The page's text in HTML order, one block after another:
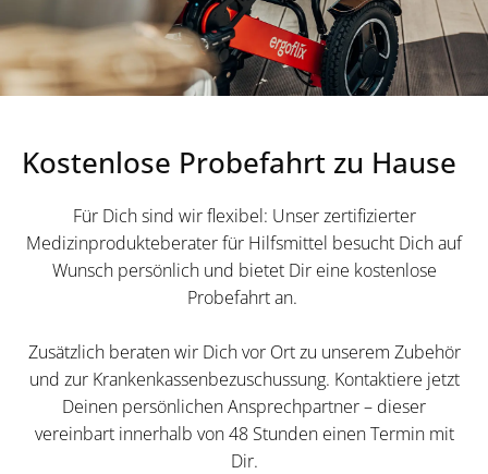
Kostenlose Probefahrt zu Hause
Für Dich sind wir flexibel: Unser zertifizierter
Medizinprodukteberater für Hilfsmittel besucht Dich auf
Wunsch persönlich und bietet Dir eine kostenlose
Probefahrt an.
Zusätzlich beraten wir Dich vor Ort zu unserem Zubehör
und zur Krankenkassenbezuschussung. Kontaktiere jetzt
Deinen persönlichen Ansprechpartner – dieser
vereinbart innerhalb von 48 Stunden einen Termin mit
Dir.